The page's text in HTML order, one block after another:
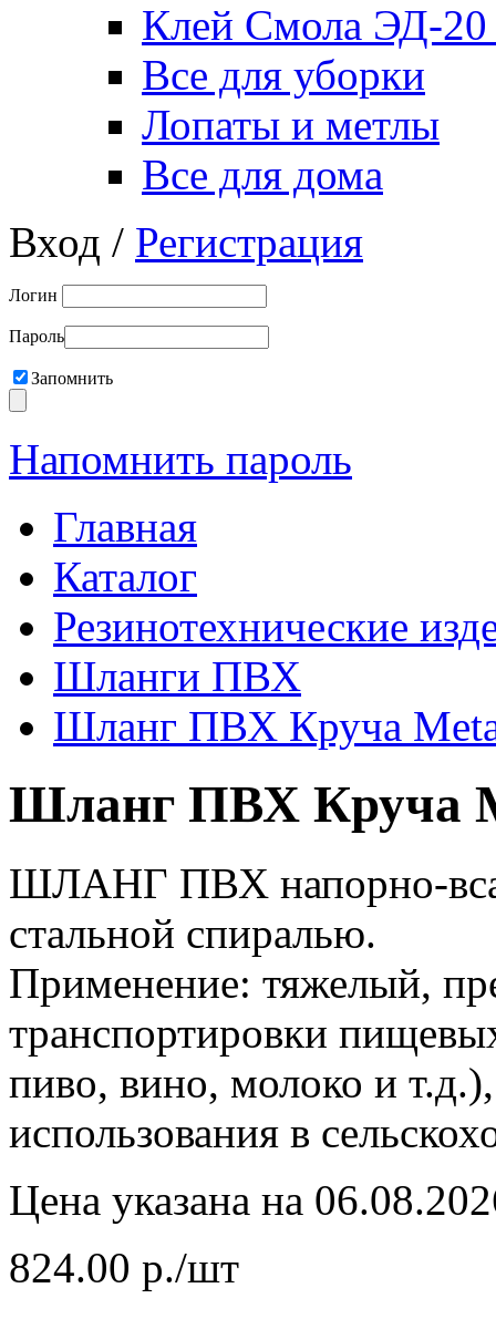
Клей Смола ЭД-20
Все для уборки
Лопаты и метлы
Все для дома
Вход / Регистрация
Логин
Пароль
Запомнить
Напомнить пароль
Главная
Каталог
Резинотехнические
Шланги ПВХ
Шланг ПВХ Круча
Шланг ПВХ Круча
ШЛАНГ ПВХ напорно-
стальной спиралью.
Применение: тяжелый,
транспортировки
пиво, вино, молоко и
использования в
Цена указана на
824.00 р./шт